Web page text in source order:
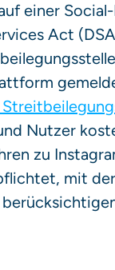
einer
Act
Nutzer
zu
mit